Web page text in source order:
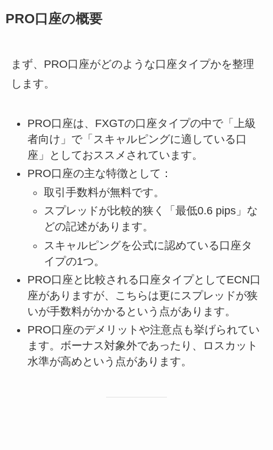
PRO口座の概要
まず、PRO口座がどのような口座タイプかを整理
します。
PRO口座は、FXGTの口座タイプの中で「上級
者向け」で「スキャルピングに適している口
座」としておススメされています。
PRO口座の主な特徴として：
取引手数料が無料です。
スプレッドが比較的狭く「最低0.6 pips」な
どの記述があります。
スキャルピングを公式に認めている口座タ
イプの1つ。
PRO口座と比較される口座タイプとしてECN口
座がありますが、こちらは更にスプレッドが狭
いが手数料がかかるという点があります。
PRO口座のデメリットや注意点も挙げられてい
ます。ボーナス対象外であったり、ロスカット
水準が高めという点があります。